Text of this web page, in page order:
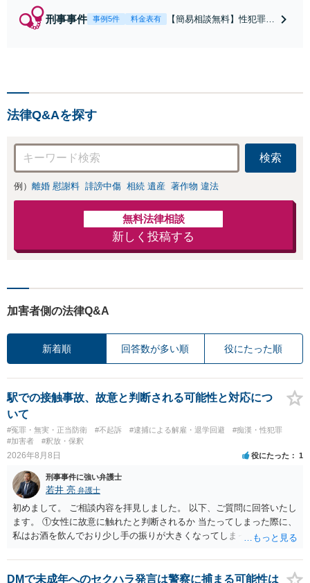
刑事事件 事例5件 料金表有
【簡易相談無料】性犯罪
法律Q&Aを探す
検索
例） 離婚 慰謝料 誹謗中傷 相続 遺産 著作物 違法
無料法律相談
新しく投稿する
加害者側の法律Q&A
新着順 回答数が多い順 役にたった順
駅での接触事故、故意と判断される可能性と対応につ
いて
#冤罪・無実・正当防衛 #不起訴 #逮捕による解雇・退学回避
#痴漢・性犯罪
#加害者
#釈放・保釈
2026年8月8日 役にたった 1
刑事事件に強い弁護士
若井 亮 弁護士
初めまして。 ご相談内容を拝見しました。 以下、ご質問に回答いたし
ます。 ①女性に故意に触れたと判断されるか 当たってしまった際に、
私はお酒を飲んでおり少し手の振りが大きくなってしまっていたこと
いた場合、故意だと判定されやすいのでしょうか？ お伺いする限り、
故意があると判断されることは無いかと思います。 ②逮捕、呼び出し
DMで未成年へのセクハラ発言は警察に捕まる可能性は